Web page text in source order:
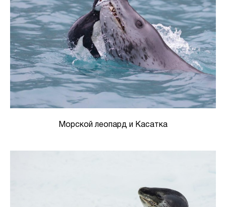
Морской леопард и Касатка